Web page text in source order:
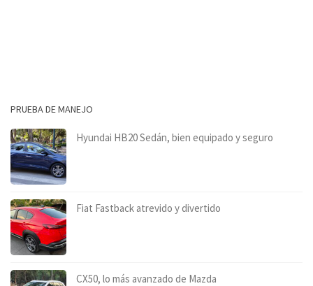
PRUEBA DE MANEJO
Hyundai HB20 Sedán, bien equipado y seguro
Fiat Fastback atrevido y divertido
CX50, lo más avanzado de Mazda